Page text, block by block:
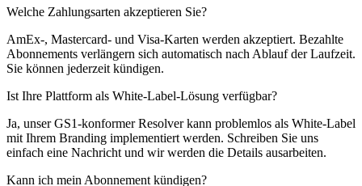
Welche Zahlungsarten akzeptieren Sie?
AmEx-, Mastercard- und Visa-Karten werden akzeptiert. Bezahlte
Abonnements verlängern sich automatisch nach Ablauf der Laufzeit.
Sie können jederzeit kündigen.
Ist Ihre Plattform als White-Label-Lösung verfügbar?
Ja, unser GS1-konformer Resolver kann problemlos als White-Label
mit Ihrem Branding implementiert werden. Schreiben Sie uns
einfach eine Nachricht und wir werden die Details ausarbeiten.
Kann ich mein Abonnement kündigen?